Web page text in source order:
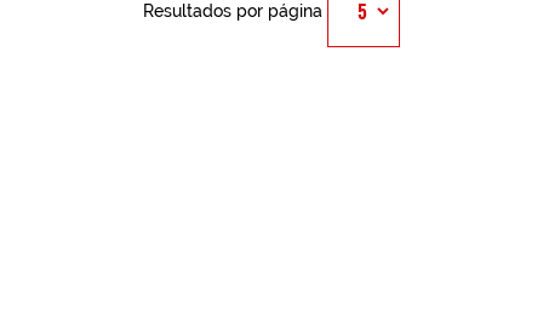
Resultados por página